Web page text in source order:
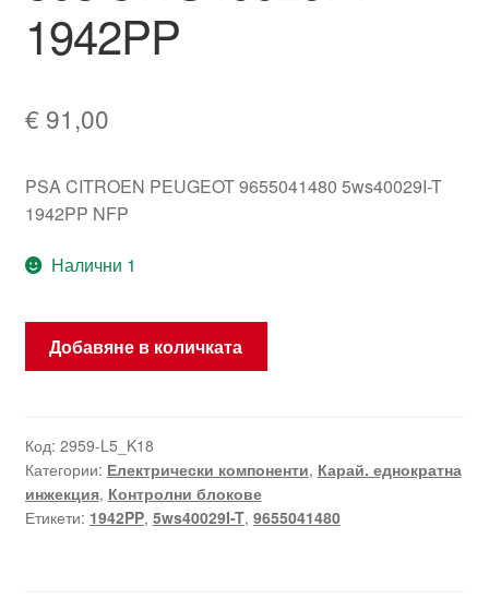
1942PP
€ 91,00
PSA CITROEN PEUGEOT 9655041480 5ws40029I-T
1942PP NFP
Налични 1
количество
Siemens
SID
803
5WS40029I-
Добавяне в количката
Код: 2959-L5_K18
Категории: Електрически компоненти, Карай. еднократна
инжекция, Контролни блокове
Етикети: 1942PP, 5ws40029I-T, 9655041480